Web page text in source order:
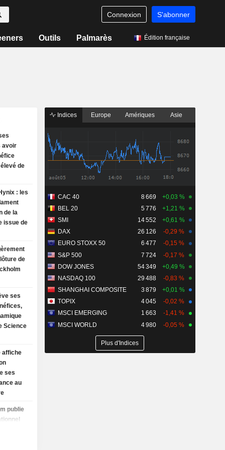
Connexion S'abonner
Outils Palmarès Édition française
avoir
de
: les
de la
issue de
de
ses
Science
affiche
ses
au
publie
Indices Europe Amériques Asie
CAC 40 8 669
+0,03 %
BEL 20
5 776
+1,21 %
SMI
14 552
+0,61 %
DAX
26 126
-0,29 %
EURO STOXX 50
6 477
-0,15 %
S&P 500
7 724
-0,17 %
DOW JONES
54 349
+0,49 %
NASDAQ 100
29 488
-0,83 %
SHANGHAI COMPOSITE
3 879
+0,01 %
TOPIX
4 045
-0,02 %
MSCI EMERGING
1 663
-1,41 %
MSCI WORLD
4 980 -0,05 %
Plus d'Indices